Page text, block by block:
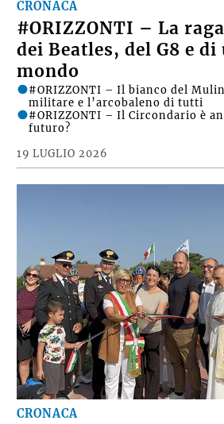
CRONACA
#ORIZZONTI – La
dei Beatles, del G8 e
mondo
19 LUGLIO 2026
#ORIZZONTI – Il bianco del
militare e l’arcobaleno di tutti
#ORIZZONTI – Il Circondario è
futuro?
CRONACA